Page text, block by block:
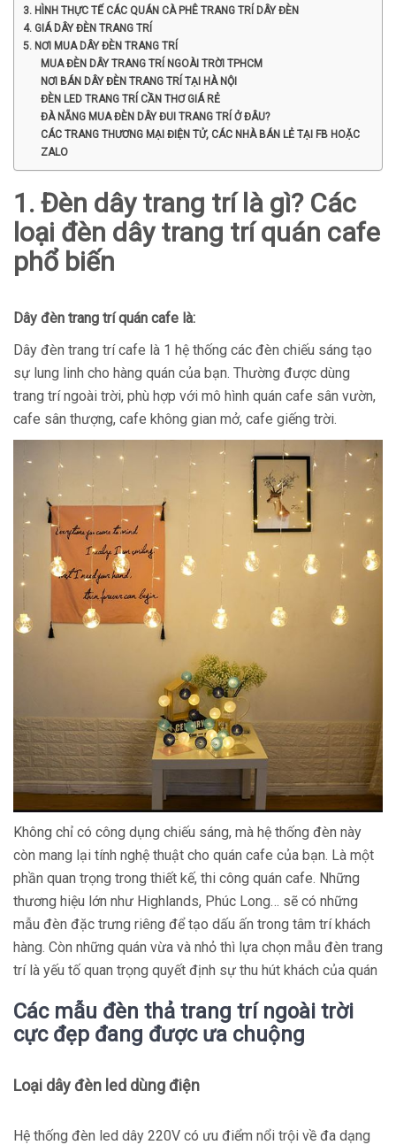
3. HÌNH THỰC TẾ CÁC QUÁN CÀ PHÊ TRANG TRÍ DÂY ĐÈN
4. GIÁ DÂY ĐÈN TRANG TRÍ
5. NƠI MUA DÂY ĐÈN TRANG TRÍ
MUA ĐÈN DÂY TRANG TRÍ NGOÀI TRỜI TPHCM
NƠI BÁN DÂY ĐÈN TRANG TRÍ TẠI HÀ NỘI
ĐÈN LED TRANG TRÍ CẦN THƠ GIÁ RẺ
ĐÀ NẴNG MUA ĐÈN DÂY ĐUI TRANG TRÍ Ở ĐÂU?
CÁC TRANG THƯƠNG MẠI ĐIỆN TỬ, CÁC NHÀ BÁN LẺ TẠI FB HOẶC
ZALO
1. Đèn dây trang trí là gì? Các
loại đèn dây trang trí quán cafe
phổ biến
Dây đèn trang trí quán cafe là:
Dây đèn trang trí cafe là 1 hệ thống các đèn chiếu sáng tạo
sự lung linh cho hàng quán của bạn. Thường được dùng
trang trí ngoài trời, phù hợp với mô hình quán cafe sân vườn,
cafe sân thượng, cafe không gian mở, cafe giếng trời.
Không chỉ có công dụng chiếu sáng, mà hệ thống đèn này
còn mang lại tính nghệ thuật cho quán cafe của bạn. Là một
phần quan trọng trong thiết kế, thi công quán cafe. Những
thương hiệu lớn như Highlands, Phúc Long… sẽ có những
mẫu đèn đặc trưng riêng để tạo dấu ấn trong tâm trí khách
hàng. Còn những quán vừa và nhỏ thì lựa chọn mẫu đèn trang
trí là yếu tố quan trọng quyết định sự thu hút khách của quán
Các mẫu đèn thả trang trí ngoài trời
cực đẹp đang được ưa chuộng
Loại dây đèn led dùng điện
Hệ thống đèn led dây 220V có ưu điểm nổi trội về đa dạng